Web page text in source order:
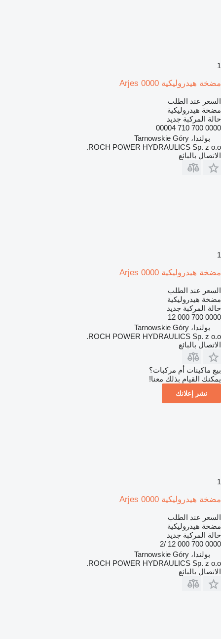
1
مضخة هيدروليكية Arjes 0000
السعر عند الطلب
مضخة هيدروليكية
حالة المركبة جديد
0000 700 710 00004
بولندا، Tarnowskie Góry
ROCH POWER HYDRAULICS Sp. z o.o.
الاتصال بالبائع
1
مضخة هيدروليكية Arjes 0000
السعر عند الطلب
مضخة هيدروليكية
حالة المركبة جديد
0000 700 000 12
بولندا، Tarnowskie Góry
ROCH POWER HYDRAULICS Sp. z o.o.
الاتصال بالبائع
بيع ماكينات أم مركبات؟
يمكنك القيام بذلك معنا!
نشر إعلانك
1
مضخة هيدروليكية Arjes 0000
السعر عند الطلب
مضخة هيدروليكية
حالة المركبة جديد
0000 700 000 12 /2
بولندا، Tarnowskie Góry
ROCH POWER HYDRAULICS Sp. z o.o.
الاتصال بالبائع